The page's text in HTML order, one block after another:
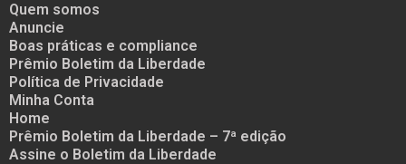
Quem somos
Anuncie
Boas práticas e compliance
Prêmio Boletim da Liberdade
Política de Privacidade
Minha Conta
Home
Prêmio Boletim da Liberdade – 7ª edição
Assine o Boletim da Liberdade